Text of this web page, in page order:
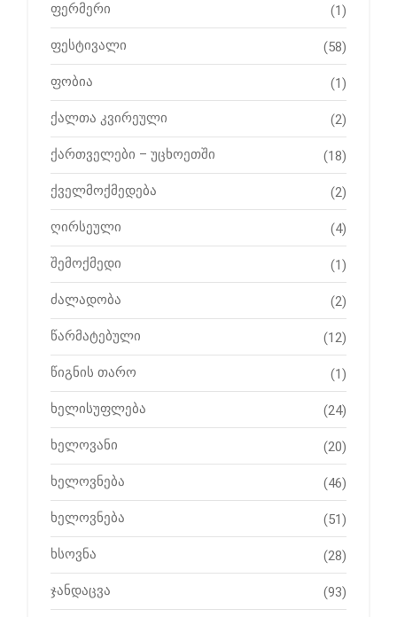
ფერმერი (1)
ფესტივალი (58)
ფობია (1)
ქალთა კვირეული (2)
ქართველები – უცხოეთში (18)
ქველმოქმედება (2)
ღირსეული (4)
შემოქმედი (1)
ძალადობა (2)
წარმატებული (12)
წიგნის თარო (1)
ხელისუფლება (24)
ხელოვანი (20)
ხელოვნება (46)
ხელოვნება (51)
ხსოვნა (28)
ჯანდაცვა (93)